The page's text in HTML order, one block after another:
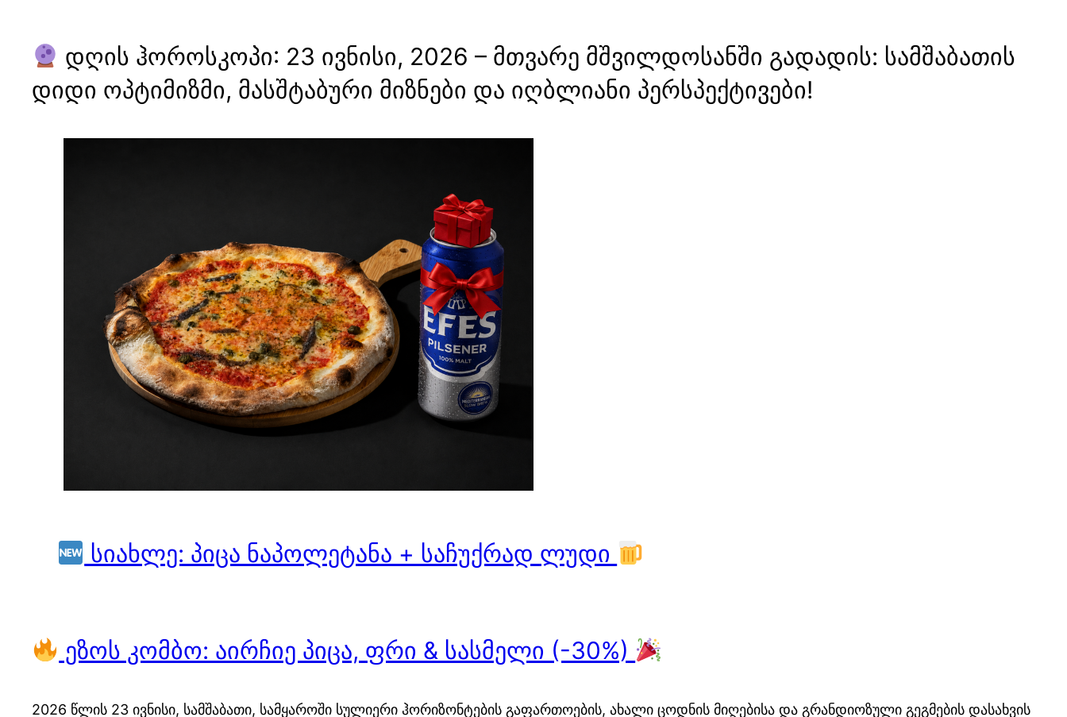
დღის ჰოროსკოპი: 23 ივნისი, 2026 – მთვარე მშვილდოსანში გადადის: სამშაბათის
დიდი ოპტიმიზმი, მასშტაბური მიზნები და იღბლიანი პერსპექტივები!
სიახლე: პიცა ნაპოლეტანა + საჩუქრად ლუდი
ეზოს კომბო: აირჩიე პიცა, ფრი & სასმელი (-30%)
2026 წლის 23 ივნისი, სამშაბათი, სამყაროში სულიერი ჰორიზონტების გაფართოების, ახალი ცოდნის მიღებისა და გრანდიოზული გეგმების დასახვის